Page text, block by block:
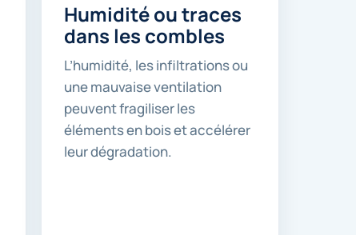
Humidité ou traces
dans les combles
L’humidité, les infiltrations ou
une mauvaise ventilation
peuvent fragiliser les
éléments en bois et accélérer
leur dégradation.